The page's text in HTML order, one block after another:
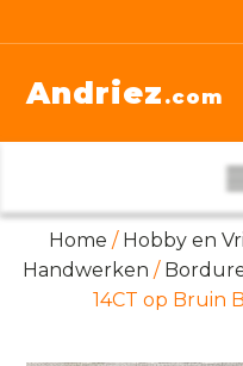
Andriez .com
Home / Hobby en
Handwerken /
14CT op Bruin